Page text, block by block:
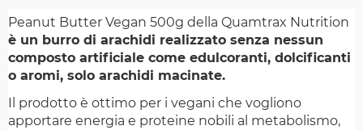
Peanut Butter Vegan 500g della Quamtrax Nutrition
è un burro di arachidi realizzato senza nessun
composto artificiale come edulcoranti, dolcificanti
o aromi, solo arachidi macinate.
Il prodotto è ottimo per i vegani che vogliono
apportare energia e proteine nobili al metabolismo,